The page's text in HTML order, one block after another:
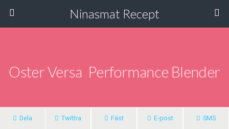
Ninasmat Recept
Oster Versa Performance Blender
Dela Twittra Fäst E-post SMS